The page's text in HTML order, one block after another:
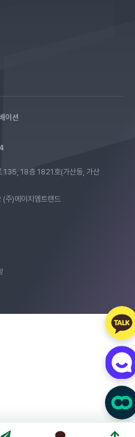
이션
135, 18층 1821호(가산동, 가산
)에이치엠트랜드